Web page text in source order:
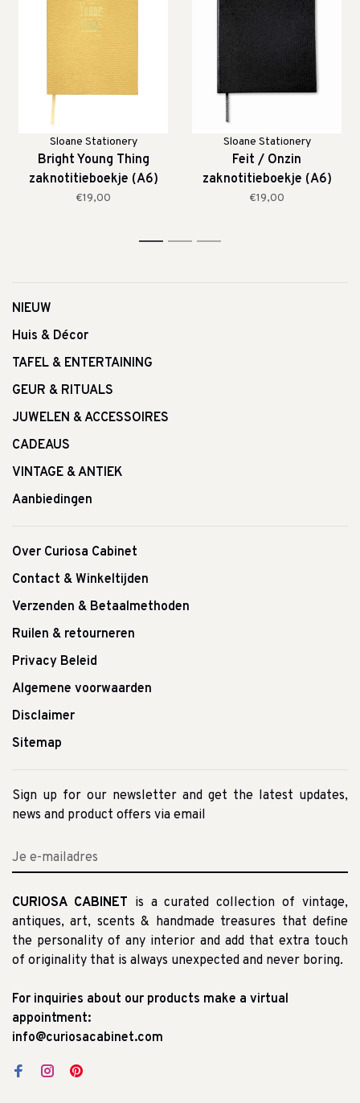
Sloane Stationery
Bright Young Thing
zaknotitieboekje (A6)
€19,00
Sloane Stationery
Feit / Onzin
zaknotitieboekje (A6)
€19,00
1 2 3
NIEUW
Huis & Décor
TAFEL & ENTERTAINING
GEUR & RITUALS
JUWELEN & ACCESSOIRES
CADEAUS
VINTAGE & ANTIEK
Aanbiedingen
Over Curiosa Cabinet
Contact & Winkeltijden
Verzenden & Betaalmethoden
Ruilen & retourneren
Privacy Beleid
Algemene voorwaarden
Disclaimer
Sitemap
Sign up for our newsletter and get the latest updates,
news and product offers via email
CURIOSA CABINET is a curated collection of vintage,
antiques, art, scents & handmade treasures that define
the personality of any interior and add that extra touch
of originality that is always unexpected and never boring.
For inquiries about our products make a virtual
appointment:
info@curiosacabinet.com